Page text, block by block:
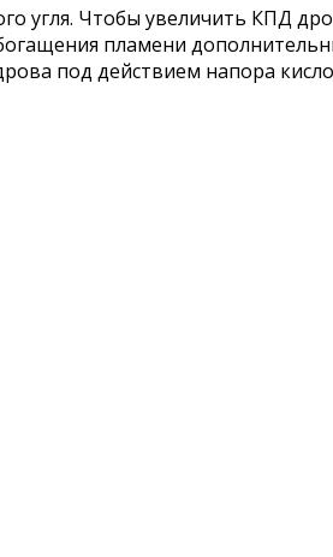
угля. Чтобы увеличить КПД
пламени
под действием напора